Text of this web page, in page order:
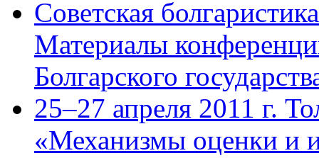
Советская
Материалы
Болгарского
25–27 апреля 2011 г.
«Механизмы оценки и